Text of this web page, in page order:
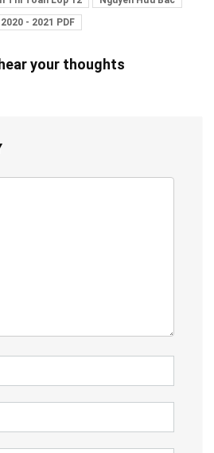
- 2021 PDF
your thoughts